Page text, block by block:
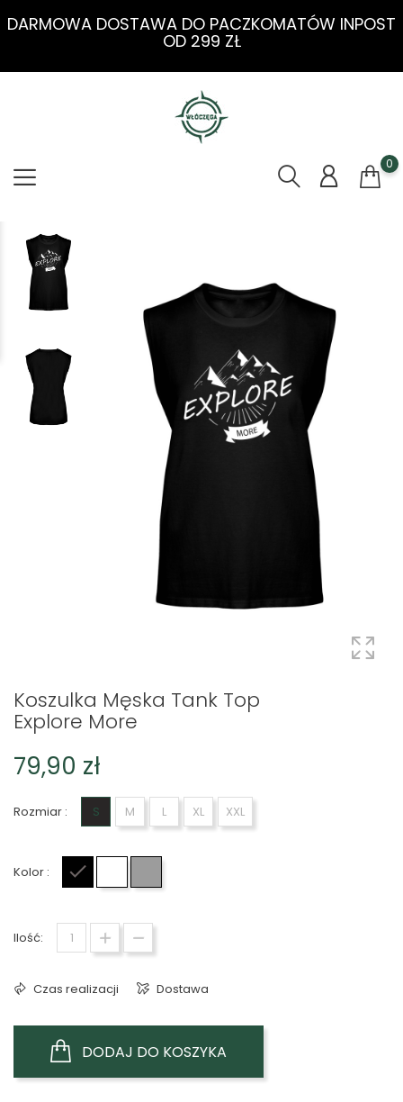
DARMOWA DOSTAWA DO PACZKOMATÓW INPOST
OD 299 ZŁ
0
Koszulka Męska Tank Top
Explore More
79,90 zł
Rozmiar : S M L XL XXL
Kolor :
Ilość:
Czas realizacji Dostawa
DODAJ DO KOSZYKA